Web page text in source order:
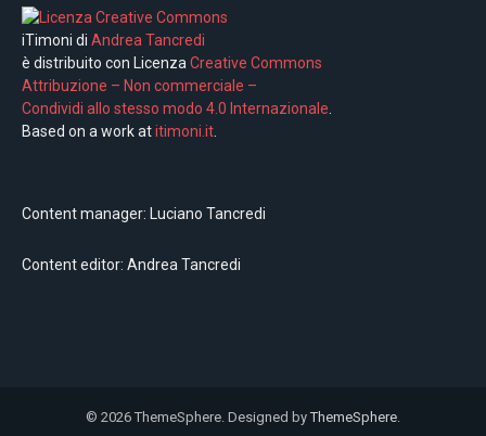
iTimoni di Andrea Tancredi
è distribuito con LicenzaCreative Commons
Attribuzione – Non commerciale –
Condividi allo stesso modo 4.0 Internazionale.
Based on a work atitimoni.it.
Content manager: Luciano Tancredi
Content editor: Andrea Tancredi
© 2026 ThemeSphere. Designed byThemeSphere.